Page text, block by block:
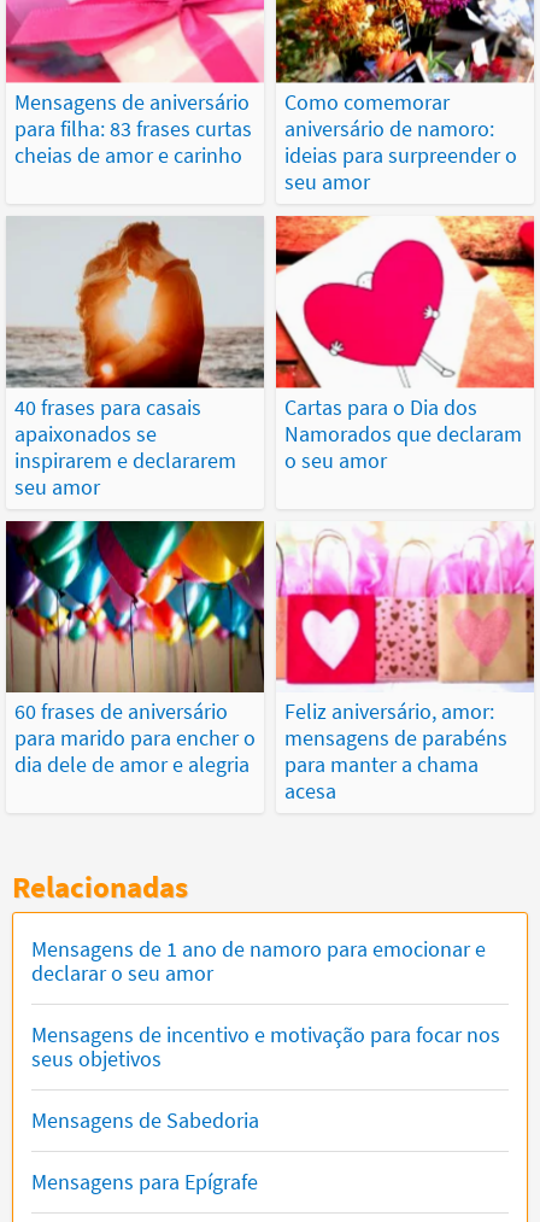
Mensagens de aniversário
para filha: 83 frases curtas
cheias de amor e carinho
Como comemorar
aniversário de namoro:
ideias para surpreender o
seu amor
40 frases para casais
apaixonados se
inspirarem e declararem
seu amor
Cartas para o Dia dos
Namorados que declaram
o seu amor
60 frases de aniversário
para marido para encher o
dia dele de amor e alegria
Feliz aniversário, amor:
mensagens de parabéns
para manter a chama
acesa
Relacionadas
Mensagens de 1 ano de namoro para emocionar e
declarar o seu amor
Mensagens de incentivo e motivação para focar nos
seus objetivos
Mensagens de Sabedoria
Mensagens para Epígrafe